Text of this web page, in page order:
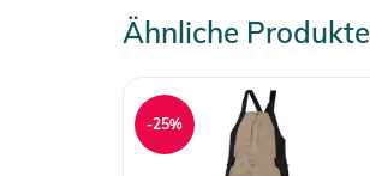
Ähnliche Produkte
-25%